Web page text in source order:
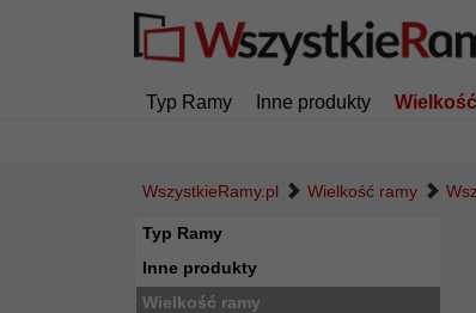
Typ Ramy Inne produkty
WszystkieRamy.pl Wielkość ramy
Typ Ramy
Inne produkty
Wielkość ramy